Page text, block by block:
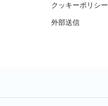
クッキーポリシー
外部送信